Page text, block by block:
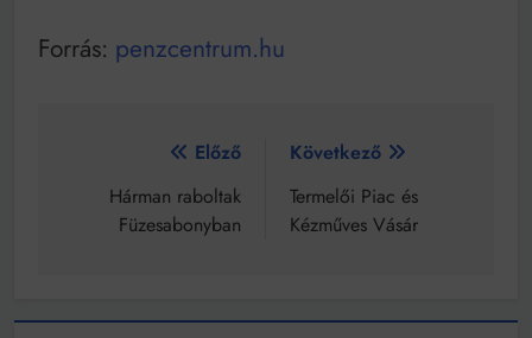
Forrás: penzcentrum.hu
Bejegyzés
navigáció
Előző
Hárman raboltak
Füzesabonyban
Következő
Termelői Piac és
Kézműves Vásár